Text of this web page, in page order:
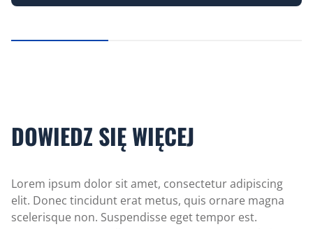
DOWIEDZ SIĘ WIĘCEJ
Lorem ipsum dolor sit amet, consectetur adipiscing
elit. Donec tincidunt erat metus, quis ornare magna
scelerisque non. Suspendisse eget tempor est.